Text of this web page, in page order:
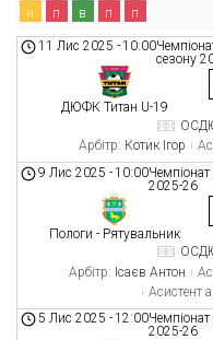
н п в п п
сезону
11 Лис 2025 -10:00
ДЮФК Титан U-19
Арбітр: Котик Ігор
Чемпіонат
2025-26
9 Лис 2025 -10:00
Пологи - Рятувальник
Арбітр: Ісаєв Антон
Асистент
Чемпіонат
2025-26
5 Лис 2025 -12:00